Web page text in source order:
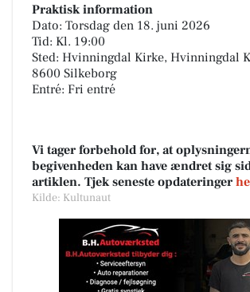
Praktisk information
Dato: Torsdag den 18. juni 2026
Tid: Kl. 19:00
Sted: Hvinningdal Kirke, Hvinningdal
8600 Silkeborg
Entré: Fri entré
Vi tager forbehold for, at
begivenheden kan have ændret sig
artiklen. Tjek seneste opdateringer
Kilde: Kultunaut